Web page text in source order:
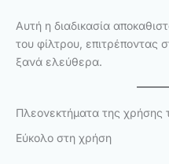
Αυτή η διαδικασία
του φίλτρου, επιτρέποντας
ξανά ελεύθερα.
Πλεονεκτήματα της χρήσης
Εύκολο στη χρήση